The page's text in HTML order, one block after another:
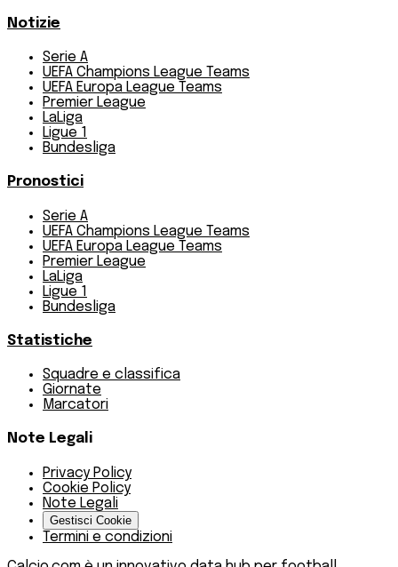
Notizie
Serie A
UEFA Champions League Teams
UEFA Europa League Teams
Premier League
LaLiga
Ligue 1
Bundesliga
Pronostici
Serie A
UEFA Champions League Teams
UEFA Europa League Teams
Premier League
LaLiga
Ligue 1
Bundesliga
Statistiche
Squadre e classifica
Giornate
Marcatori
Note Legali
Privacy Policy
Cookie Policy
Note Legali
Gestisci Cookie
Termini e condizioni